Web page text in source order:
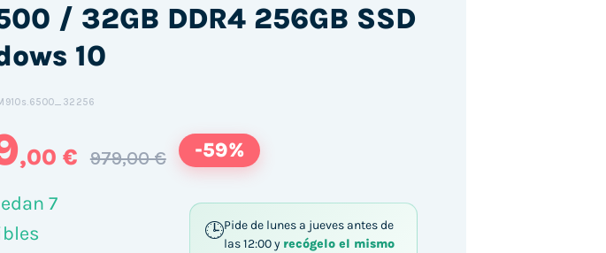
/ 32GB DDR4 256GB SSD
10
,00 € 979,00 € -59%
7
Pide de lunes a jueves antes de
las 12:00 y recógelo el mismo